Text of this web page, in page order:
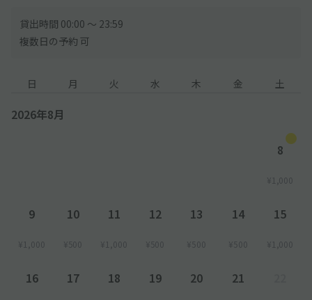
貸出時間 00:00 〜 23:59
複数日の予約 可
日 月 火 水 木 金 土
2026年8月
8
¥1,000
9
¥1,000
10
¥500
11
¥1,000
12
¥500
13
¥500
14
¥500
15
¥1,000
16 17 18 19 20 21